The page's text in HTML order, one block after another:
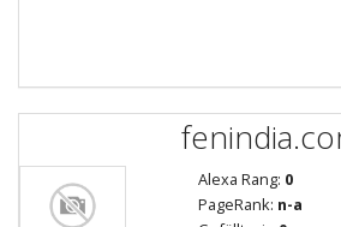
Alexa Rang: 0
PageRank: n-a